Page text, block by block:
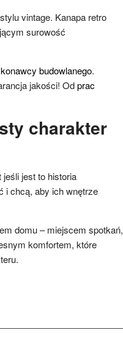
vintage. Kanapa retro
surowość
budowlanego.
jakości! Odprac
charakter
jest to historia
i chcą, aby ich wnętrze
domu – miejscem spotkań,
komfortem, które